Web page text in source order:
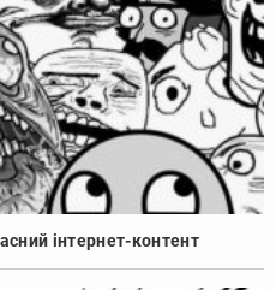
інтернет-контент